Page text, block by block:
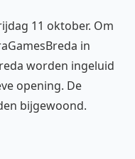
11 oktober. Om
in
worden ingeluid
opening. De
bijgewoond.